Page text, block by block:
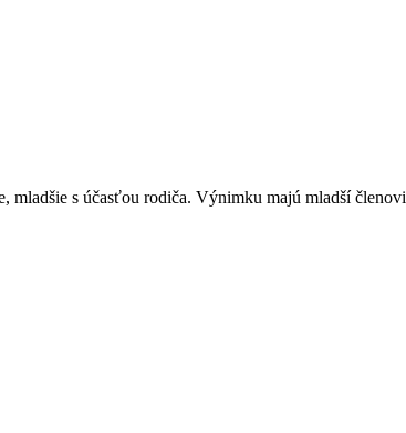
mladšie s účasťou rodiča. Výnimku majú mladší